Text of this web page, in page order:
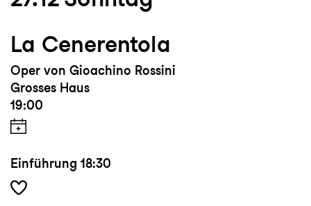
La Cenerentola
Oper von Gioachino Rossini
Grosses Haus
19:00
Einführung 18:30